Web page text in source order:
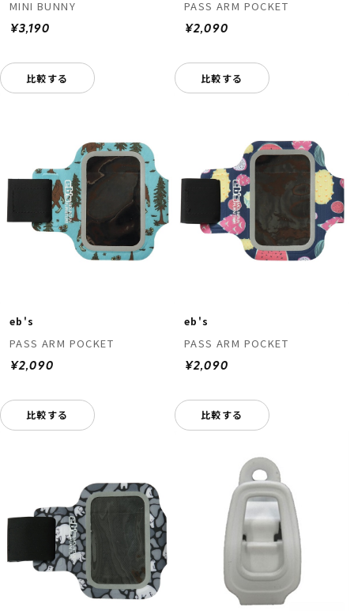
MINI BUNNY
¥3,190
比較する
PASS ARM POCKET
¥2,090
比較する
eb's
PASS ARM POCKET
¥2,090
比較する
eb's
PASS ARM POCKET
¥2,090
比較する